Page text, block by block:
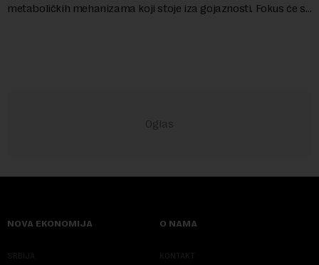
metaboličkih mehanizama koji stoje iza gojaznosti. Fokus će se
NOVA EKONOMIJA
SRBIJA
O NAMA
KONTAKT